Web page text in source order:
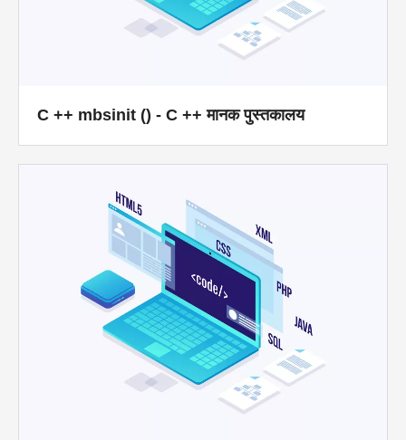
C ++ mbsinit () - C ++ मानक पुस्तकालय